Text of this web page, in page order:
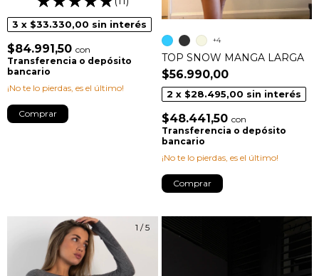
3 x $33.330,00 sin interés
$84.991,50 con
Transferencia o depósito
bancario
¡No te lo pierdas, es el último!
Comprar
TOP SNOW MANGA LARGA
$56.990,00
2 x $28.495,00 sin interés
$48.441,50 con
Transferencia o depósito
bancario
¡No te lo pierdas, es el último!
+4
Comprar
1 /5